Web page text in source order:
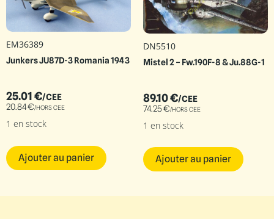
EM36389
Junkers JU87D-3 Romania 1943
25.01€/CEE
20.84€/HORS CEE
1 en stock
Ajouter au panier
DN5510
Mistel 2 – Fw.190F-8 & Ju.88G-1
89.10€/CEE
74.25€/HORS CEE
1 en stock
Ajouter au panier